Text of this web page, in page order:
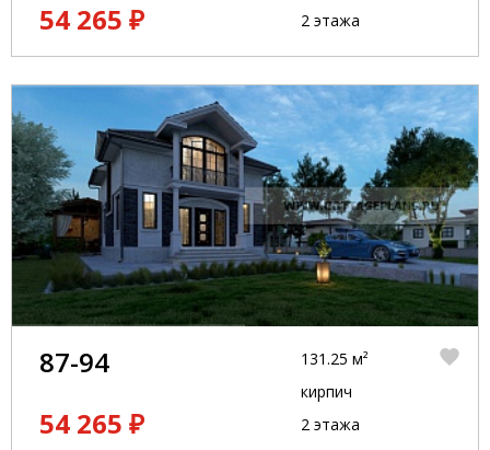
54 265 ₽
2 этажа
87-94
54 265 ₽
131.25 м²
кирпич
2 этажа